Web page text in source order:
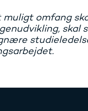
omfang
skal